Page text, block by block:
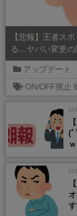
【悲報】王者ス
る…ヤバい変更の
アップデート
ON/OFF廃止
(